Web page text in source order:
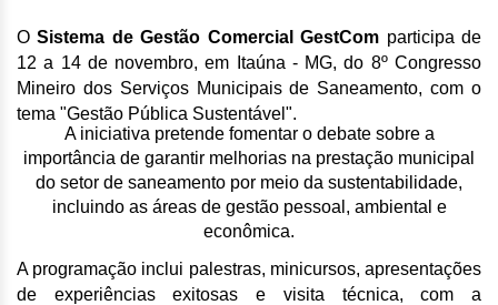
OSistema de Gestão Comercial GestCom participa de
12 a 14 de novembro, em Itaúna - MG, do 8º Congresso
Mineiro dos Serviços Municipais de Saneamento, com o
tema "Gestão Pública Sustentável".
A iniciativa pretende fomentar o debate sobre a
importância de garantir melhorias na prestação municipal
do setor de saneamento por meio da sustentabilidade,
incluindo as áreas de gestão pessoal, ambiental e
econômica.
A programação inclui palestras, minicursos, apresentações
de experiências exitosas e visita técnica, com a